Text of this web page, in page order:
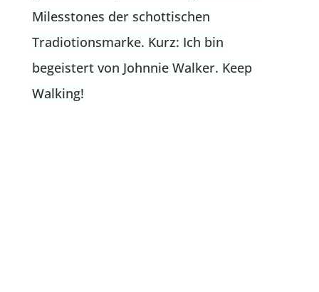
Milesstones der schottischen
Tradiotionsmarke. Kurz: Ich bin
begeistert von Johnnie Walker. Keep
Walking!